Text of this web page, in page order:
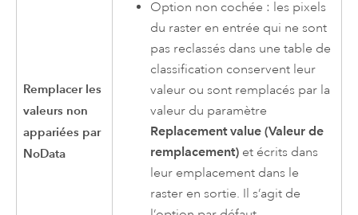
Remplacer les
valeurs non
appariées par
NoData
Option non cochée : les pixels
du raster en entrée qui ne sont
pas reclassés dans une table de
classification conservent leur
valeur ou sont remplacés par la
valeur du paramètre
Replacement value (Valeur de
remplacement) et écrits dans
leur emplacement dans le
raster en sortie. Il s’agit de